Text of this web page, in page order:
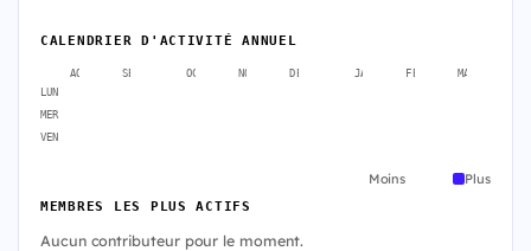
CALENDRIER D'ACTIVITÉ ANNUEL
AOÛT SEPT. OCT. NOV. DÉC. JANV. FÉVR. MARS
LUN
MER
VEN
Moins Plus
MEMBRES LES PLUS ACTIFS
Aucun contributeur pour le moment.